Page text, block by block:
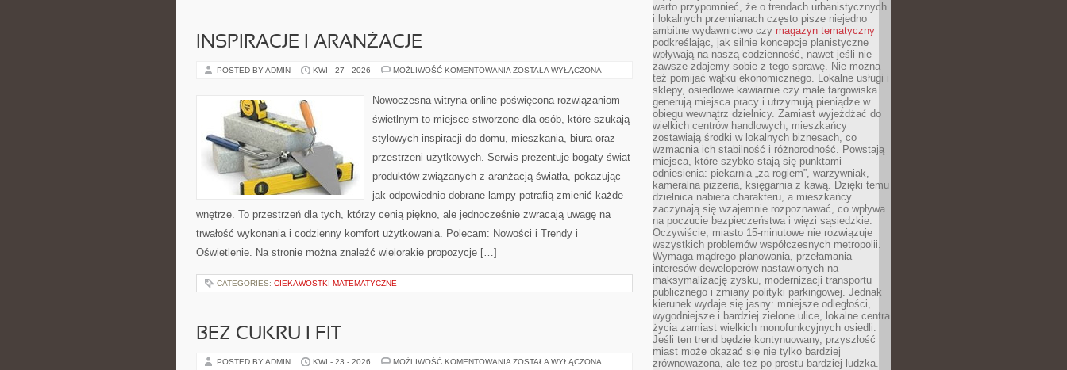
INSPIRACJE I ARANŻACJE
POSTED BY ADMIN KWI - 27 - 2026 MOŻLIWOŚĆ KOMENTOWANIA INSPIRACJE
ZOSTAŁA WYŁĄCZONA
Nowoczesna witryna online poświęcona rozwiązaniom
świetlnym to miejsce stworzone dla osób, które szukają
stylowych inspiracji do domu, mieszkania, biura oraz
przestrzeni użytkowych. Serwis prezentuje bogaty świat
produktów związanych z aranżacją światła, pokazując
jak odpowiednio dobrane lampy potrafią zmienić każde
wnętrze. To przestrzeń dla tych, którzy cenią piękno, ale jednocześnie zwracają uwagę na
trwałość wykonania i codzienny komfort użytkowania. Polecam: Nowości i Trendy i
Oświetlenie. Na stronie można znaleźć wielorakie propozycje […]
CATEGORIES: CIEKAWOSTKI MATEMATYCZNE
BEZ CUKRU I FIT
POSTED BY ADMIN KWI - 23 - 2026 MOŻLIWOŚĆ KOMENTOWANIA BEZ
ZOSTAŁA WYŁĄCZONA
warto przypomnieć, że o trendach urbanistycznych
i lokalnych przemianach często pisze niejedno
ambitne wydawnictwo czy magazyn tematyczny
podkreślając, jak silnie koncepcje planistyczne
wpływają na naszą codzienność, nawet jeśli nie
zawsze zdajemy sobie z tego sprawę. Nie można
też pomijać wątku ekonomicznego. Lokalne usługi i
sklepy, osiedlowe kawiarnie czy małe targowiska
generują miejsca pracy i utrzymują pieniądze w
obiegu wewnątrz dzielnicy. Zamiast wyjeżdżać do
wielkich centrów handlowych, mieszkańcy
zostawiają środki w lokalnych biznesach, co
wzmacnia ich stabilność i różnorodność. Powstają
miejsca, które szybko stają się punktami
odniesienia: piekarnia „za rogiem”, warzywniak,
kameralna pizzeria, księgarnia z kawą. Dzięki temu
dzielnica nabiera charakteru, a mieszkańcy
zaczynają się wzajemnie rozpoznawać, co wpływa
na poczucie bezpieczeństwa i więzi sąsiedzkie.
Oczywiście, miasto 15-minutowe nie rozwiązuje
wszystkich problemów współczesnych metropolii.
Wymaga mądrego planowania, przełamania
interesów deweloperów nastawionych na
maksymalizację zysku, modernizacji transportu
publicznego i zmiany polityki parkingowej. Jednak
kierunek wydaje się jasny: mniejsze odległości,
wygodniejsze i bardziej zielone ulice, lokalne centra
życia zamiast wielkich monofunkcyjnych osiedli.
Jeśli ten trend będzie kontynuowany, przyszłość
miast może okazać się nie tylko bardziej
zrównoważona, ale też po prostu bardziej ludzka.